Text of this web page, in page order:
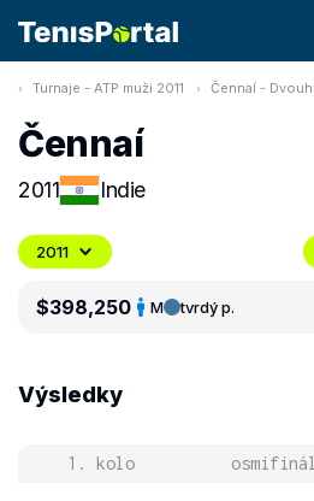
Turnaje - ATP muži 2011 Čennaí -
Čennaí
2011 Indie
2011
$398,250 M tvrdý p.
Výsledky
1. kolo